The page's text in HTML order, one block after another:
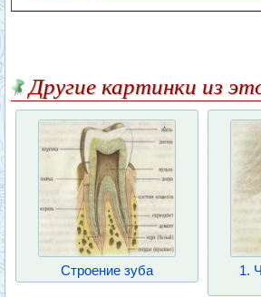
Другие картинки из
Строение зуба
1.